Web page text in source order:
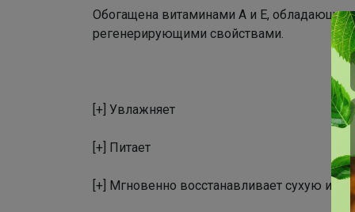
Обогащена витаминами А и Е,
регенерирующими свойствами.
[+] Увлажняет
[+] Питает
[+] Мгновенно восстанавливает сухую и